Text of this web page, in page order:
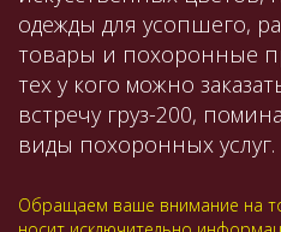
одежды для усопшего,
товары и похоронные
тех у кого можно
встречу груз-200,
виды похоронных услуг.
Обращаем ваше внимание на